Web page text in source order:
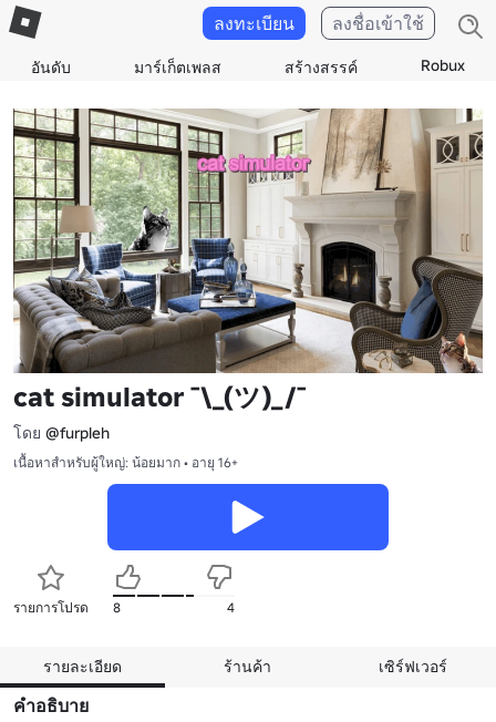
อันดับ มาร์เก็ตเพลส สร้างสรรค์ Robux
ลงทะเบียน ลงชื่อเข้าใช้
cat simulator ¯\_(ツ)_/¯
โดย @furpleh
เนื้อหาสำหรับผู้ใหญ่: น้อยมาก • อายุ 16+
รายการโปรด 8 4
รายละเอียด ร้านค้า เซิร์ฟเวอร์
คำอธิบาย